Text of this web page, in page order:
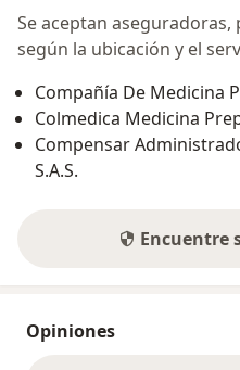
Se aceptan
según la ubicación y el
Compañía De Medicina
Colmedica Medicina
Compensar
S.A.S.
Encuentre
Opiniones